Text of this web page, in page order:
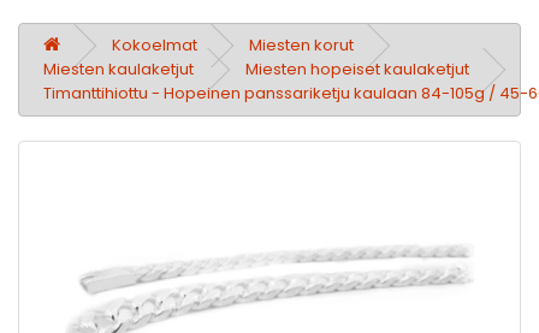
Kokoelmat
Miesten korut
Miesten kaulaketjut
Miesten hopeiset kaulaketjut
Timanttihiottu - Hopeinen panssariketju kaulaan 84-105g / 45-